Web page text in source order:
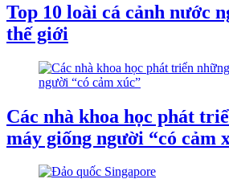
Top 10 loài cá cảnh nước
thế giới
Các nhà khoa học phát
máy giống người “có cảm